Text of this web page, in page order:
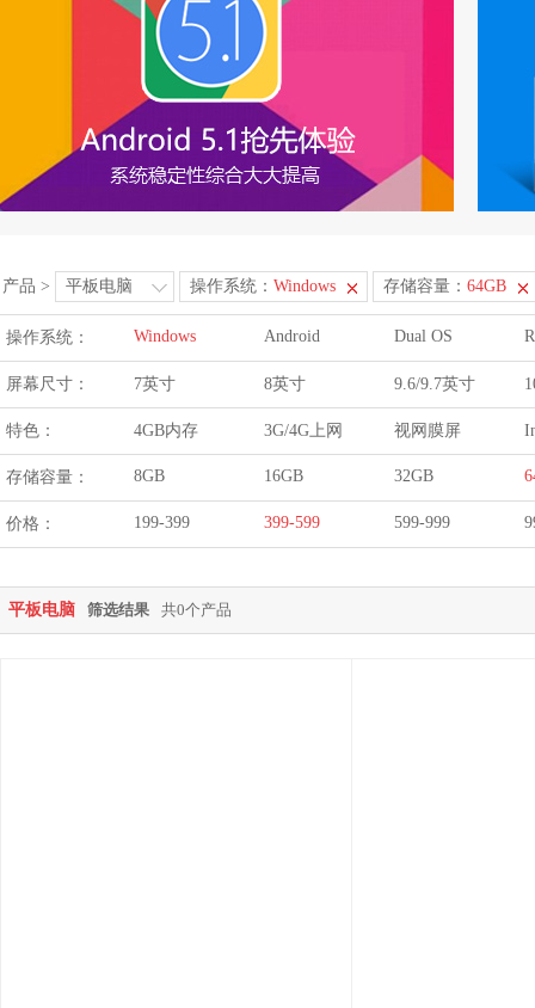
产品 > 平板电脑 操作系统： Windows 存储容量： 64GB
操作系统： Windows Android Dual OS
屏幕尺寸： 7英寸 8英寸 9.6/9.7英寸
特色： 4GB内存 3G/4G上网 视网膜屏
存储容量： 8GB 16GB 32GB
价格： 199-399 399-599 599-999
平板电脑 筛选结果 共0个产品